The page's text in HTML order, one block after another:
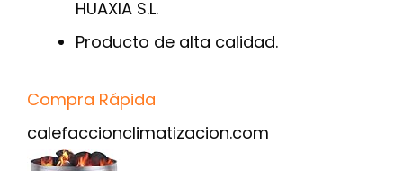
HUAXIA S.L.
Producto de alta calidad.
Compra Rápida
calefaccionclimatizacion.com